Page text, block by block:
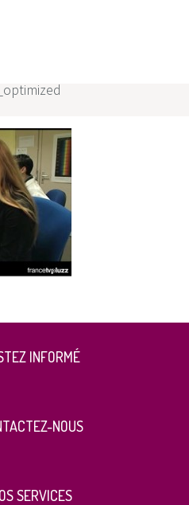
INFORMÉ
NOUS
SERVICES